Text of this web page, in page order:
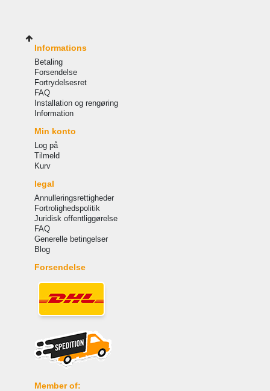
Informations
Betaling
Forsendelse
Fortrydelsesret
FAQ
Installation og rengøring
Information
Min konto
Log på
Tilmeld
Kurv
legal
Annulleringsrettigheder
Fortrolighedspolitik
Juridisk offentliggørelse
FAQ
Generelle betingelser
Blog
Forsendelse
Member of: